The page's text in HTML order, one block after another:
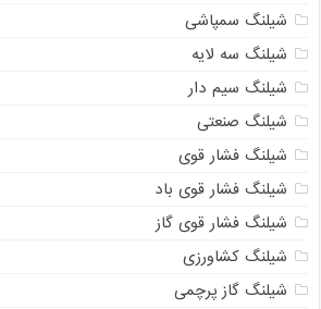
شیلنگ سمپاشی
شیلنگ سه لایه
شیلنگ سیم دار
شیلنگ صنعتی
شیلنگ فشار قوی
شیلنگ فشار قوی باد
شیلنگ فشار قوی گاز
شیلنگ کشاورزی
شیلنگ گاز پرچمی